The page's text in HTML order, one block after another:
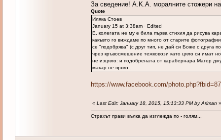
За сведение! А.K.A. моралните стожери
Quote
Иляка Стоев
January 15 at 3:38am · Edited
Е, колегата не му е била първа стихия да рисува
какъвто го виждаме по много от старите
се "подобрява" (с друг тип, не дай си Боже с друга
чрез кръвосмешение тежковози като цяло си имат
не изцяло: и подобрената от карабернара Магер
макар не пряко...
https://www.facebook.com/
« Last Edit: January 18, 2015, 15:13:33 PM by Ariman »
Страхът прави вълка да изглежда по - голям...